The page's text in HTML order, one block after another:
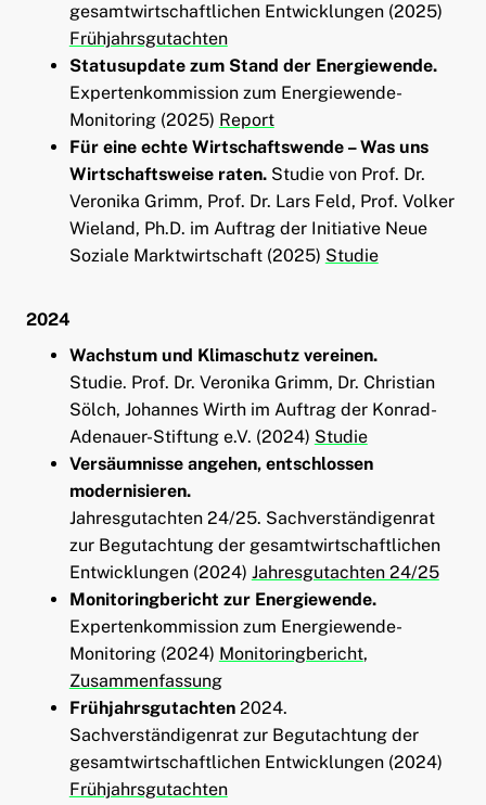
gesamtwirtschaftlichen Entwicklungen (2025)
Frühjahrsgutachten
Statusupdate zum Stand der Energiewende.
Expertenkommission zum Energiewende-
Monitoring (2025) Report
Für eine echte Wirtschaftswende – Was uns
Wirtschaftsweise raten.Studie von Prof. Dr.
Veronika Grimm, Prof. Dr. Lars Feld, Prof. Volker
Wieland, Ph.D. im Auftrag der Initiative Neue
Soziale Marktwirtschaft (2025) Studie
2024
Wachstum und Klimaschutz vereinen.
Studie. Prof. Dr. Veronika Grimm, Dr. Christian
Sölch, Johannes Wirth im Auftrag der Konrad-
Adenauer-Stiftung e.V. (2024) Studie
Versäumnisse angehen, entschlossen
modernisieren.
Jahresgutachten 24/25. Sachverständigenrat
zur Begutachtung der gesamtwirtschaftlichen
Entwicklungen (2024) Jahresgutachten 24/25
Monitoringbericht zur Energiewende.
Expertenkommission zum Energiewende-
Monitoring (2024) Monitoringbericht,
Zusammenfassung
Frühjahrsgutachten2024.
Sachverständigenrat zur Begutachtung der
gesamtwirtschaftlichen Entwicklungen (2024)
Frühjahrsgutachten